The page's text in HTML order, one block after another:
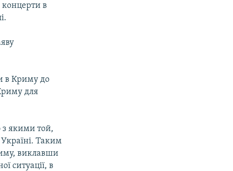
концерти в
в Криму до
для
з якими той,
Таким
виклавши
ситуації, в